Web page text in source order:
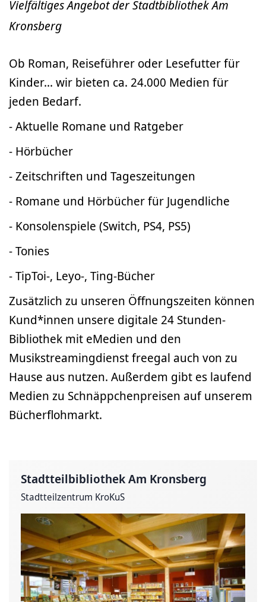
Vielfältiges Angebot der Stadtbibliothek Am
Kronsberg
Ob Roman, Reiseführer oder Lesefutter für
Kinder... wir bieten ca. 24.000 Medien für
jeden Bedarf.
- Aktuelle Romane und Ratgeber
- Hörbücher
- Zeitschriften und Tageszeitungen
- Romane und Hörbücher für Jugendliche
- Konsolenspiele (Switch, PS4, PS5)
- Tonies
- TipToi-, Leyo-, Ting-Bücher
Zusätzlich zu unseren Öffnungszeiten können
Kund*innen unsere digitale 24 Stunden-
Bibliothek mit eMedien und den
Musikstreamingdienst freegal auch von zu
Hause aus nutzen. Außerdem gibt es laufend
Medien zu Schnäppchenpreisen auf unserem
Bücherflohmarkt.
Stadtteilbibliothek Am Kronsberg
Stadtteilzentrum KroKuS